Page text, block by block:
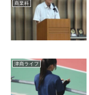
商業科
津商ライフ